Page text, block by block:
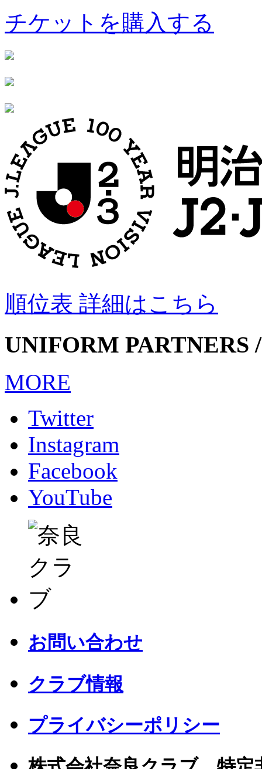
チケットを購入する
順位表 詳細はこちら
UNIFORM PARTNERS
MORE
Twitter
Instagram
Facebook
YouTube
お問い合わせ
クラブ情報
プライバシーポリシー